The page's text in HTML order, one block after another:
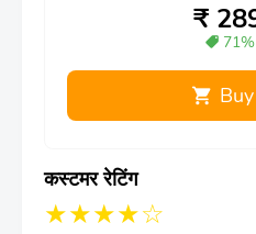
₹
कस्टमर रेटिंग
★★★★☆